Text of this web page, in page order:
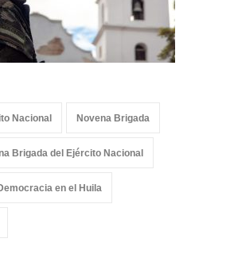
Nacional Novena Brigada
Brigada del Ejército Nacional
en el Huila